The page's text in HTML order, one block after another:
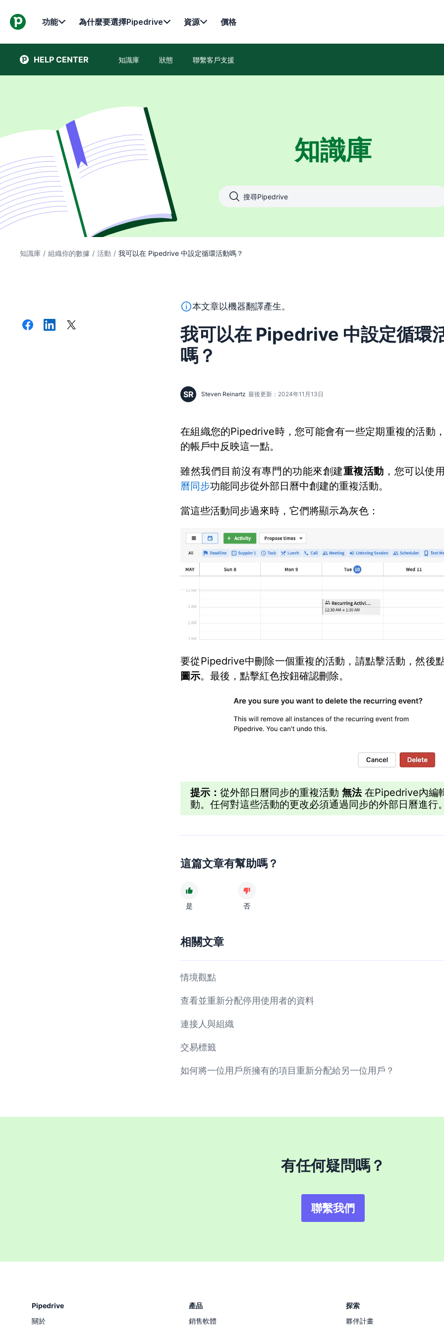
功能 為什麼要選擇Pipedrive 資源 價格
HELP CENTER 知識庫 狀態 聯繫客戶支援
知識庫
知識庫 / 組織你的數據 / 活動 / 我可以在 Pipedrive 中設定循環活動嗎？
本段文字係以機器翻譯工具由英文翻譯而來，尚未經由真人編輯進行審校
本文章以機器翻譯產生。
我可以在 Pipedrive 中設定循環
嗎？
SR Steven Reinartz 最後更新：2024年11月13日
在組織您的Pipedrive時，您可能會有一些定期重複的活動
的帳戶中反映這一點。
雖然我們目前沒有專門的功能來創建重複活動 ，您可以使
曆同步功能同步從外部日曆中創建的重複活動。
當這些活動同步過來時，它們將顯示為灰色：
要從Pipedrive中刪除一個重複的活動，請點擊活動，然後
圖示。最後，點擊紅色按鈕確認刪除。
提示： 從外部日曆同步的重複活動 無法在Pipedrive內編
動。任何對這些活動的更改必須通過同步的外部日曆進行。
這篇文章有幫助嗎？
是 否
相關文章
情境觀點
查看並重新分配停用使用者的資料
連接人與組織
交易標籤
如何將一位用戶所擁有的項目重新分配給另一位用戶？
有任何疑問嗎？
聯繫我們
Pipedrive
關於
產品
銷售軟體
探索
夥伴計畫